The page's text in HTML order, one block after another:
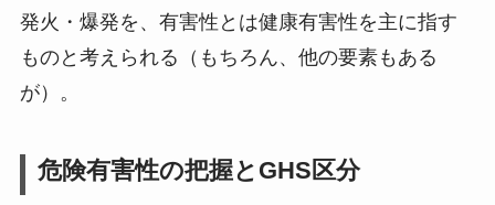
発火・爆発を、有害性とは健康有害性を主に指す
ものと考えられる（もちろん、他の要素もある
が）。
危険有害性の把握とGHS区分